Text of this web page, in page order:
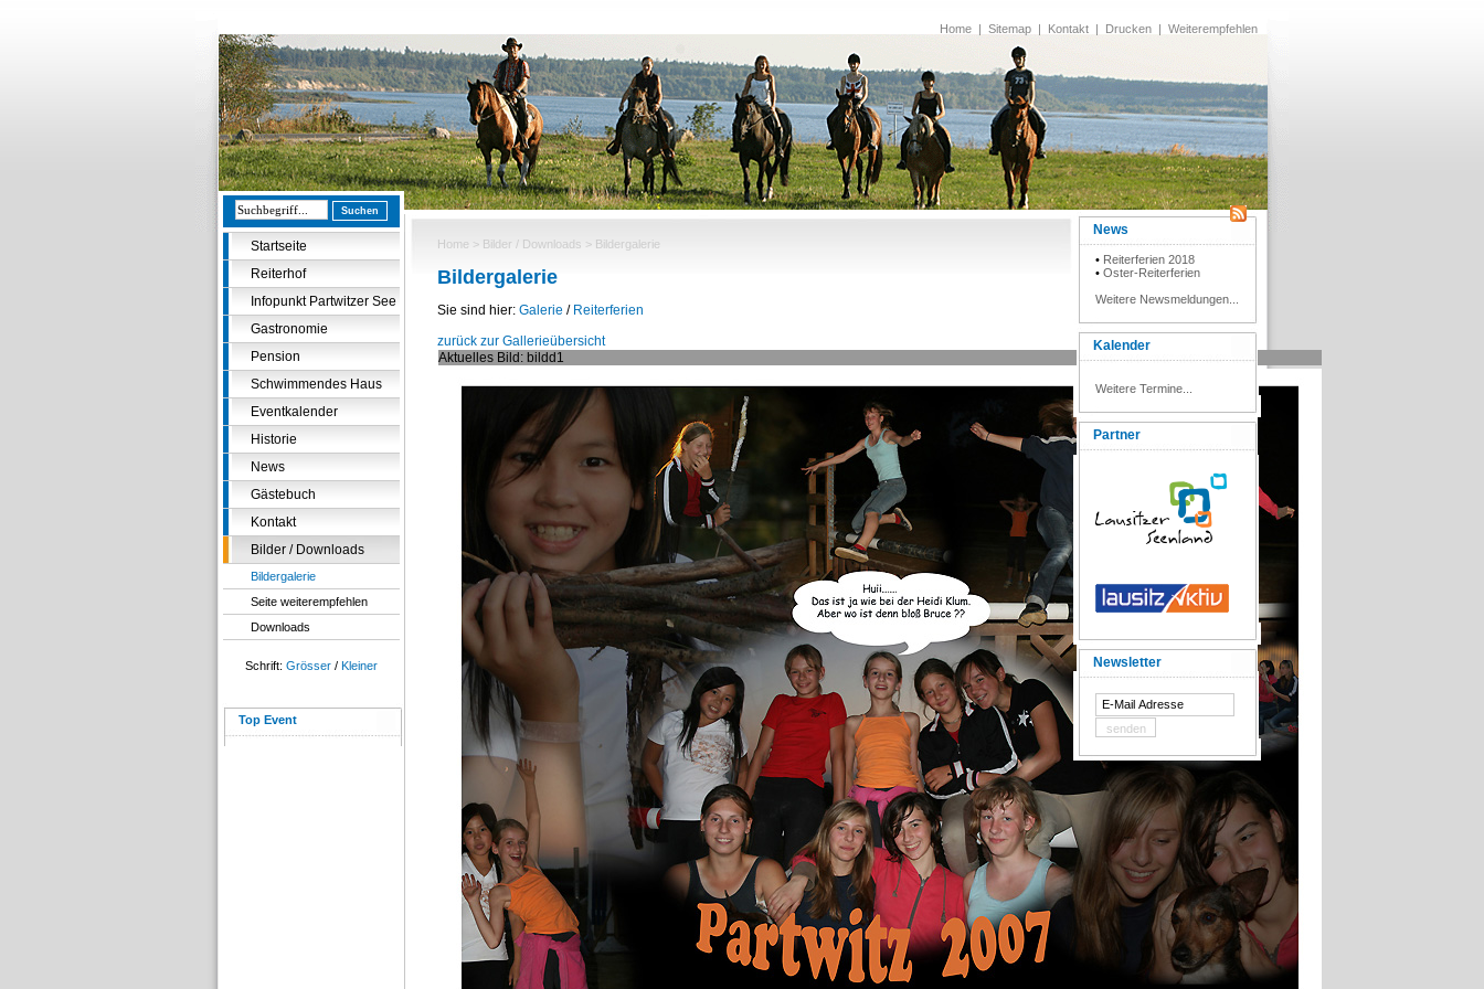
Home | Sitemap | Kontakt | Drucken | Weiterempfehlen
Startseite
Reiterhof
Infopunkt Partwitzer See
Gastronomie
Pension
Schwimmendes Haus
Eventkalender
Historie
News
Gästebuch
Kontakt
Bilder / Downloads
Bildergalerie
Seite weiterempfehlen
Downloads
Schrift: Grösser / Kleiner
Top Event
Home > Bilder / Downloads > Bildergalerie
Bildergalerie
Sie sind hier: Galerie / Reiterferien
zurück zur Gallerieübersicht
Aktuelles Bild: bildd1
News
• Reiterferien 2018
• Oster-Reiterferien
Weitere Newsmeldungen...
Kalender
Weitere Termine...
Partner
Newsletter